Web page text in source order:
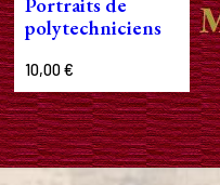
polytechniciens
10,00€